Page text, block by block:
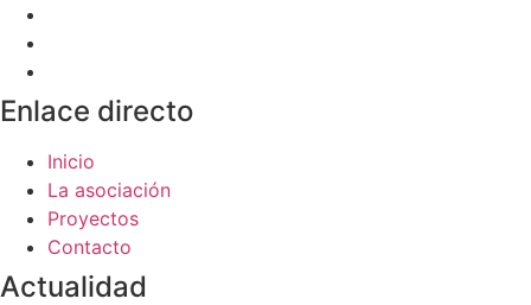
Enlace directo
Inicio
La asociación
Proyectos
Contacto
Actualidad